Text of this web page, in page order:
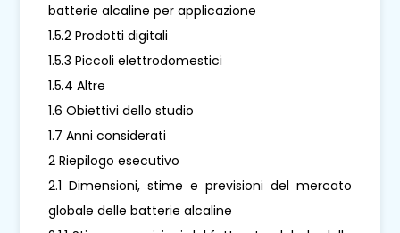
batterie alcaline per applicazione
1.5.2 Prodotti digitali
1.5.3 Piccoli elettrodomestici
1.5.4 Altre
1.6 Obiettivi dello studio
1.7 Anni considerati
2 Riepilogo esecutivo
2.1 Dimensioni, stime e previsioni del mercato
globale delle batterie alcaline